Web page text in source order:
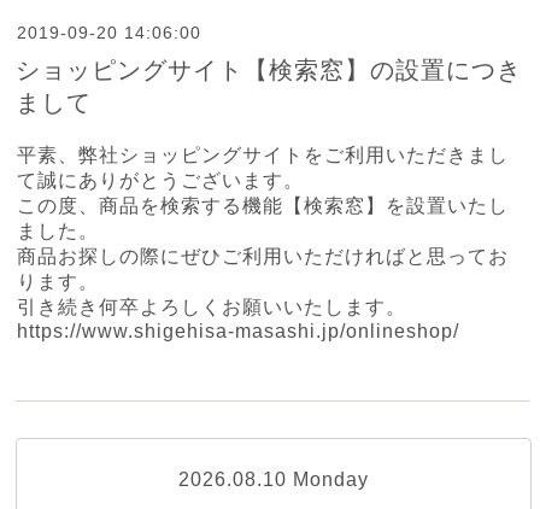
2019-09-20 14:06:00
ショッピングサイト【検索窓】の設置につき
まして
平素、弊社ショッピングサイトをご利用いただきまし
て誠にありがとうございます。
この度、商品を検索する機能【検索窓】を設置いたし
ました。
商品お探しの際にぜひご利用いただければと思ってお
ります。
引き続き何卒よろしくお願いいたします。
https://www.shigehisa-masashi.jp/onlineshop/
2026.08.10 Monday